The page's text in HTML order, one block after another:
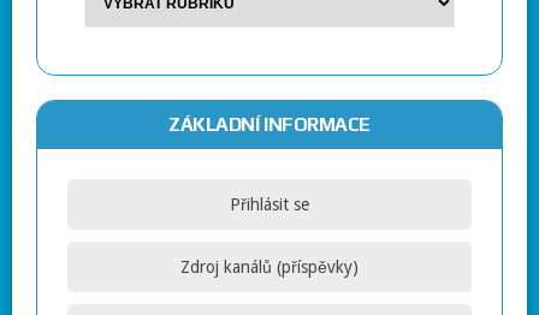
ZÁKLADNÍ INFORMACE
Přihlásit se
Zdroj kanálů (příspěvky)